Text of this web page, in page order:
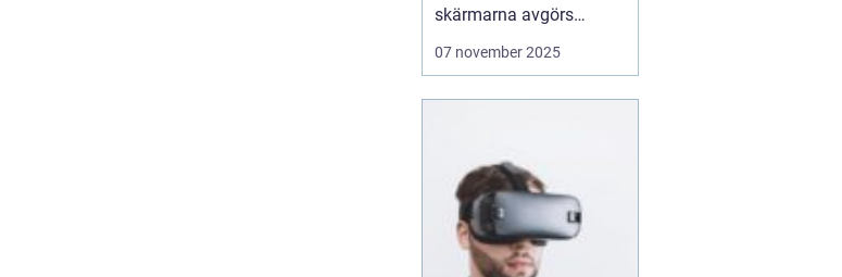
skärmarna avgörs
mycket av kvaliteten på
tydligt och minnesvä...
07 november 2025